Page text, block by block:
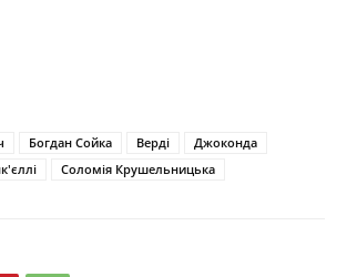
Богдан Сойка Верді
Джоконда
Соломія Крушельницька